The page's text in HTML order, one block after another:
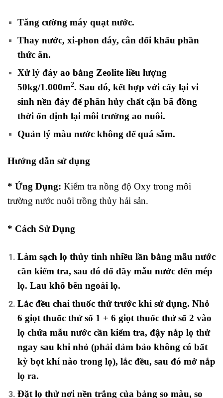
Tăng cường máy quạt nước.
Thay nước, xi-phon đáy, cân đối khẩu phần
thức ăn.
Xử lý đáy ao bằng Zeolite liều lượng
50kg/1.000m2. Sau đó, kết hợp với cấy lại vi
sinh nền đáy để phân hủy chất cặn bã đồng
thời ổn định lại môi trường ao nuôi.
Quản lý màu nước không để quá sẫm.
Hướng dẫn sử dụng
* Ứng Dụng: Kiểm tra nồng độ Oxy trong môi
trường nước nuôi trồng thủy hải sản.
* Cách Sử Dụng
Làm sạch lọ thủy tinh nhiều lần bằng mẫu nước
cần kiểm tra, sau đó đổ đầy mẫu nước đến mép
lọ. Lau khô bên ngoài lọ.
Lắc đều chai thuốc thử trước khi sử dụng. Nhỏ
6 giọt thuốc thử số 1 + 6 giọt thuốc thử số 2 vào
lọ chứa mẫu nước cần kiểm tra, đậy nắp lọ thử
ngay sau khi nhỏ (phải đảm bảo không có bất
kỳ bọt khí nào trong lọ), lắc đều, sau đó mở nắp
lọ ra.
Đặt lọ thử nơi nền trắng của bảng so màu, so